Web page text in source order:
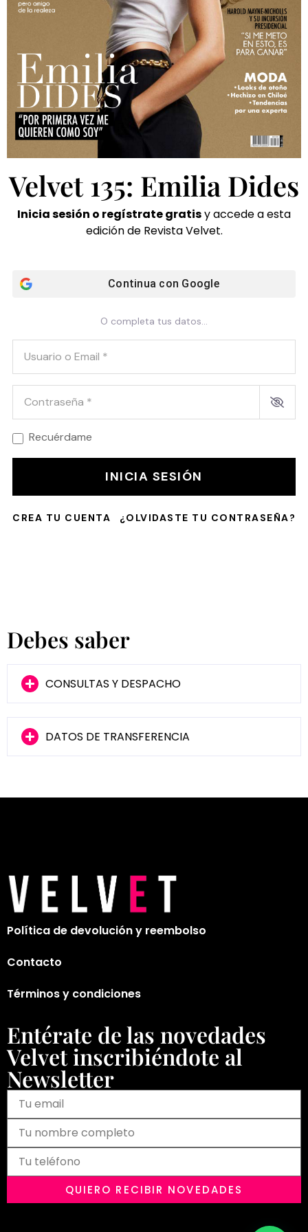
Velvet 135: Emilia Dides
Inicia sesión o regístrate gratisy accede a esta
edición de Revista Velvet.
Continua con Google
O completa tus datos...
Usuario o Email*
Contraseña*
Recuérdame
INICIA SESIÓN
CREA TU CUENTA ¿OLVIDASTE TU CONTRASEÑA?
Debes saber
CONSULTAS Y DESPACHO
DATOS DE TRANSFERENCIA
Política de devolución y reembolso
Contacto
Términos y condiciones
Entérate de las novedades
Velvet inscribiéndote al
Newsletter
QUIERO RECIBIR NOVEDADES